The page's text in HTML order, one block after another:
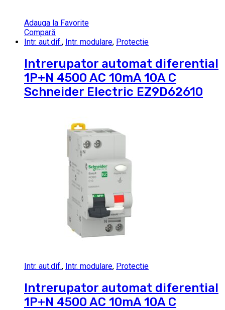
Adauga la Favorite
Compară
Intr. aut.dif., Intr. modulare, Protectie
Intrerupator automat diferential
1P+N 4500 AC 10mA 10A C
Schneider Electric EZ9D62610
Intr. aut.dif., Intr. modulare, Protectie
Intrerupator automat diferential
1P+N 4500 AC 10mA 10A C